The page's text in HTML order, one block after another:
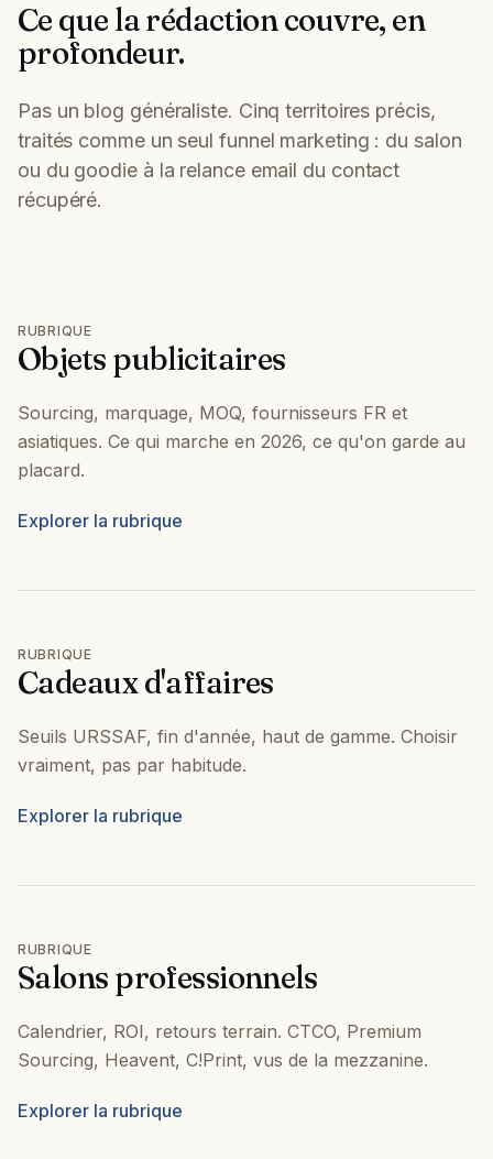
Ce que la rédaction couvre, en
profondeur.
Pas un blog généraliste. Cinq territoires précis,
traités comme un seul funnel marketing : du salon
ou du goodie à la relance email du contact
récupéré.
RUBRIQUE
Objets publicitaires
Sourcing, marquage, MOQ, fournisseurs FR et
asiatiques. Ce qui marche en 2026, ce qu'on garde au
placard.
Explorer la rubrique
RUBRIQUE
Cadeaux d'affaires
Seuils URSSAF, fin d'année, haut de gamme. Choisir
vraiment, pas par habitude.
Explorer la rubrique
RUBRIQUE
Salons professionnels
Calendrier, ROI, retours terrain. CTCO, Premium
Sourcing, Heavent, C!Print, vus de la mezzanine.
Explorer la rubrique